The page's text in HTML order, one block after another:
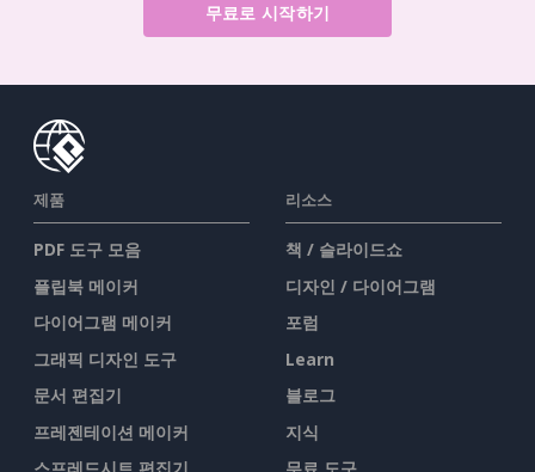
무료로 시작하기
제품
PDF 도구 모음
플립북 메이커
다이어그램 메이커
그래픽 디자인 도구
문서 편집기
프레젠테이션 메이커
리소스
책 / 슬라이드쇼
디자인 / 다이어그램
포럼
Learn
블로그
지식